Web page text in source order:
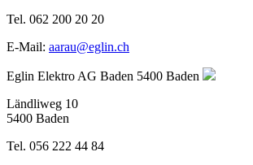
Tel. 062 200 20 20
E-Mail: aarau@eglin.ch
Eglin Elektro AG Baden 5400 Baden
Ländliweg 10
5400 Baden
Tel. 056 222 44 84